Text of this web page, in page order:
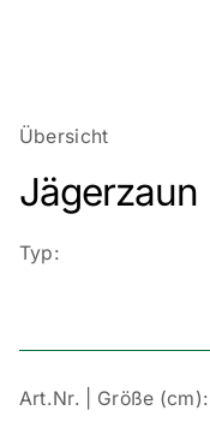
Übersicht
Jägerzaun
Typ:
Art.Nr. | Größe (cm):